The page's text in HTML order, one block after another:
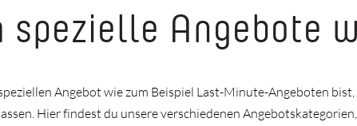
spezielle Angebote
Angebot wie zum Beispiel Last-Minute-Angeboten
Hier findest du unsere verschiedenen